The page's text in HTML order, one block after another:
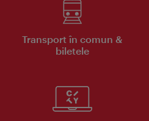
Transport în comun &
biletele